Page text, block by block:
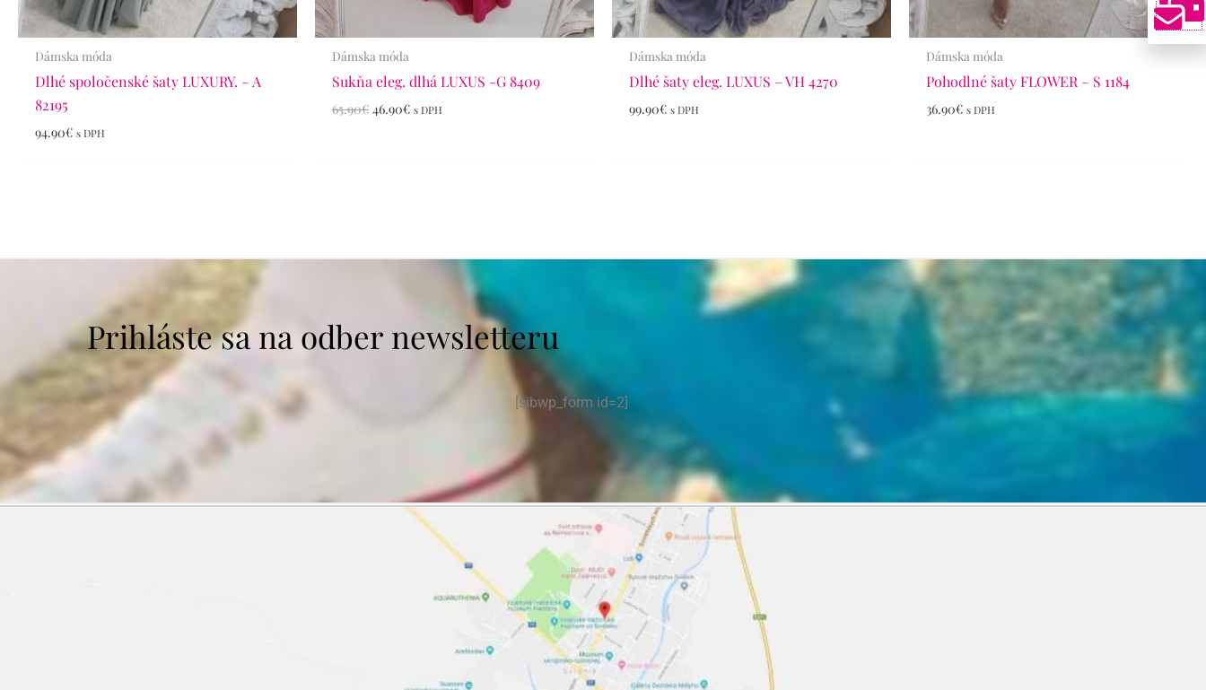
Dámska móda
Dlhé spoločenské šaty LUXURY. – A
82195
94.90€ s DPH
Dámska móda
Sukňa eleg. dlhá LUXUS -G 8409
65.90€ 46.90€ s DPH
Dámska móda
Dlhé šaty eleg. LUXUS – VH 4270
99.90€ s DPH
Dámska móda
Pohodlné šaty FLOWER – S 1184
36.90€ s DPH
Prihláste sa na odber newsletteru
[sibwp_form id=2]